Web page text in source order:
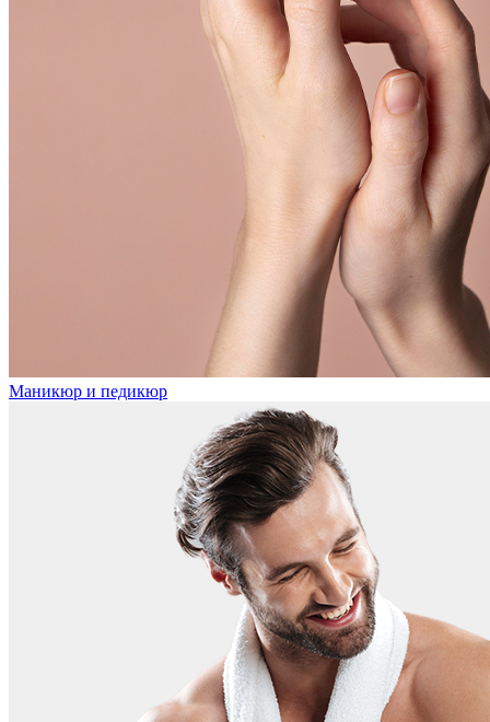
Маникюр и педикюр